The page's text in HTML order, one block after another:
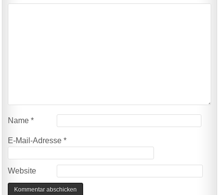
Name*
E-Mail-Adresse*
Website